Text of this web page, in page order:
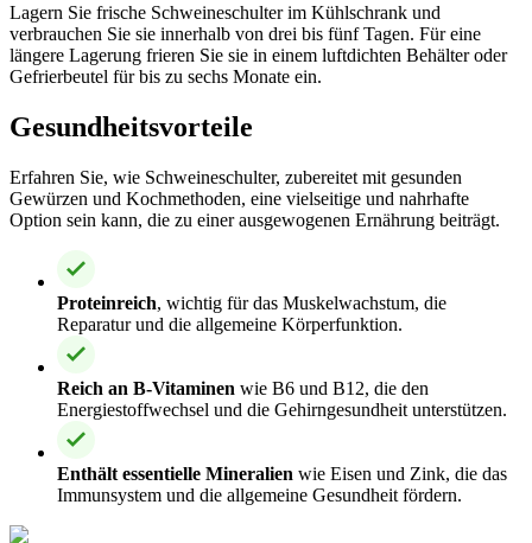
Lagern Sie frische Schweineschulter im Kühlschrank und
verbrauchen Sie sie innerhalb von drei bis fünf Tagen. Für eine
längere Lagerung frieren Sie sie in einem luftdichten Behälter oder
Gefrierbeutel für bis zu sechs Monate ein.
Gesundheitsvorteile
Erfahren Sie, wie Schweineschulter, zubereitet mit gesunden
Gewürzen und Kochmethoden, eine vielseitige und nahrhafte
Option sein kann, die zu einer ausgewogenen Ernährung beiträgt.
Proteinreich, wichtig für das Muskelwachstum, die
Reparatur und die allgemeine Körperfunktion.
Reich an B-Vitaminen wie B6 und B12, die den
Energiestoffwechsel und die Gehirngesundheit unterstützen.
Enthält essentielle Mineralien wie Eisen und Zink, die das
Immunsystem und die allgemeine Gesundheit fördern.